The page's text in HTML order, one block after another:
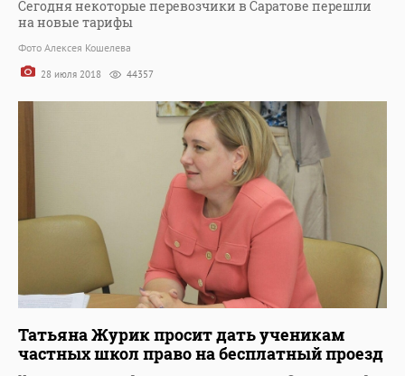
Сегодня некоторые перевозчики в Саратове перешли
на новые тарифы
Фото Алексея Кошелева
28 июля 2018 44357
Татьяна Журик просит дать ученикам
частных школ право на бесплатный проезд